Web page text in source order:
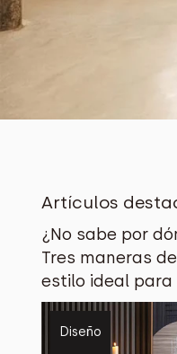
Artículos
¿No sabe por
Tres maneras
estilo ideal para
Diseño